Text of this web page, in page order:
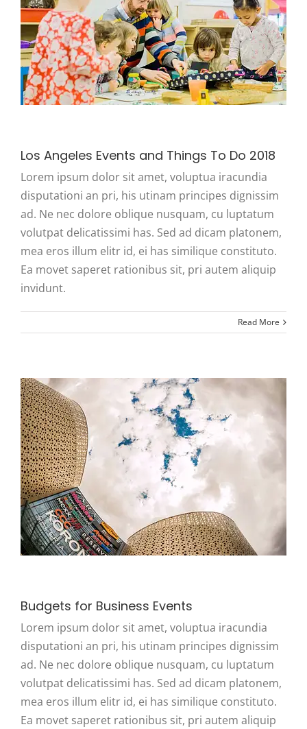
Los Angeles Events and Things To Do 2018
Lorem ipsum dolor sit amet, voluptua iracundia
disputationi an pri, his utinam principes dignissim
ad. Ne nec dolore oblique nusquam, cu luptatum
volutpat delicatissimi has. Sed ad dicam platonem,
mea eros illum elitr id, ei has similique constituto.
Ea movet saperet rationibus sit, pri autem aliquip
invidunt.
Read More
Budgets for Business Events
Lorem ipsum dolor sit amet, voluptua iracundia
disputationi an pri, his utinam principes dignissim
ad. Ne nec dolore oblique nusquam, cu luptatum
volutpat delicatissimi has. Sed ad dicam platonem,
mea eros illum elitr id, ei has similique constituto.
Ea movet saperet rationibus sit, pri autem aliquip